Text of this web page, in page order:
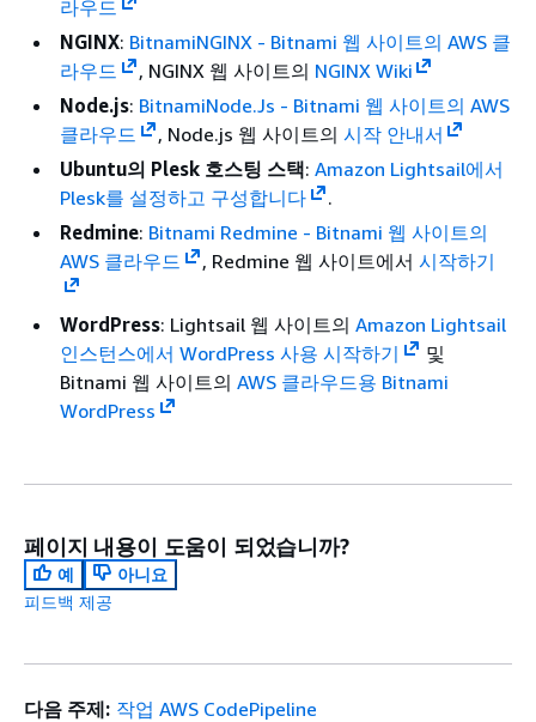
라우드
NGINX: BitnamiNGINX - Bitnami 웹 사이트의 AWS 클
라우드
, NGINX 웹 사이트의 NGINX Wiki
Node.js: BitnamiNode.Js - Bitnami 웹 사이트의 AWS
클라우드
, Node.js 웹 사이트의 시작 안내서
Ubuntu의 Plesk 호스팅 스택: Amazon Lightsail에서
Plesk를 설정하고 구성합니다
.
Redmine: Bitnami Redmine - Bitnami 웹 사이트의
AWS 클라우드
, Redmine 웹 사이트에서 시작하기
WordPress: Lightsail 웹 사이트의 Amazon Lightsail
인스턴스에서 WordPress 사용 시작하기
및
Bitnami 웹 사이트의 AWS 클라우드용 Bitnami
WordPress
페이지 내용이 도움이 되었습니까?
예
아니요
피드백 제공
다음 주제: 작업 AWS CodePipeline